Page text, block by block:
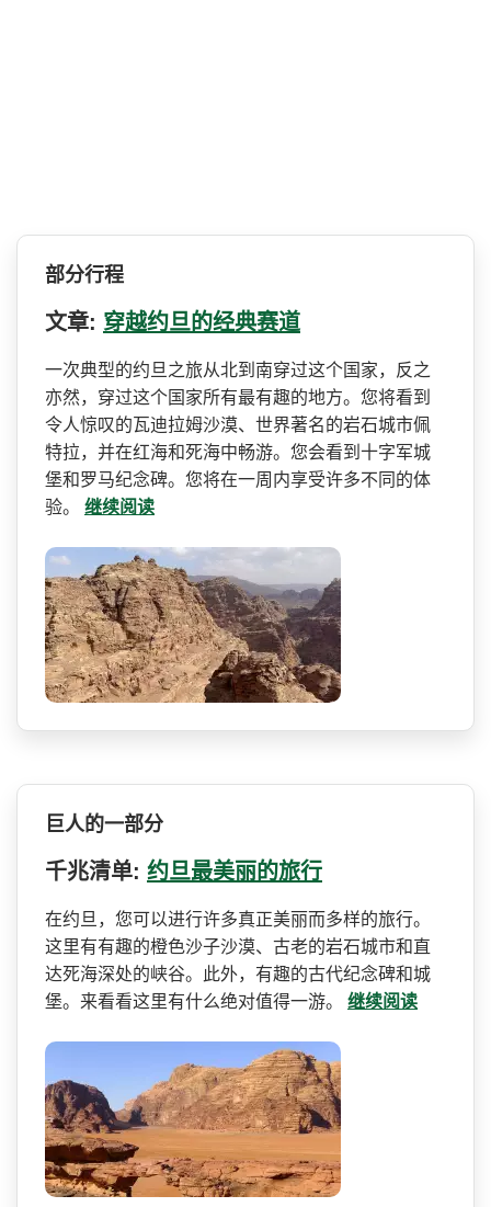
部分行程
文章: 穿越约旦的经典赛道
一次典型的约旦之旅从北到南­穿过这个国家，反之
亦然，穿过这个国家所有最有趣的­地方。您将看到
令人惊叹的瓦迪拉姆沙漠、世界著名的­岩石城市佩
特拉，并在红海和死海中畅游。您会看到十­字军城
堡和罗马纪念碑。您将在一周内享受许多不同的­体
验。 继续阅读
巨人的一部分
千兆清单: 约旦最美丽的旅行
在约旦，您可以进行许多真正­美丽而多样的旅行。
这里有有趣的橙色沙子沙漠、古老­的岩石城市和直
达死海深处的峡谷。此外，有趣的古代­纪念碑和城
堡。来看看这里有什么绝对值得一游。 继续阅读